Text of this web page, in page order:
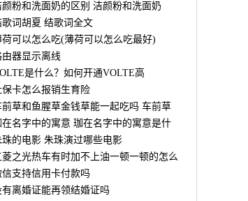
颜粉和洗面奶的区别 洁颜粉和洗面奶
歌词胡夏 结歌词全文
荷可以怎么吃(薄荷可以怎么吃最好)
由器显示离线
是什么？如何开通VOLTE高
保卡怎么报销生育险
前草和鱼腥草金钱草能一起吃吗 车前草
在名字中的寓意 珈在名字中的寓意是什
珠的电影 朱珠演过哪些电影
菱之光热车有时加不上油一顿一顿的怎么
信支持信用卡付款吗
有离婚证能再领结婚证吗